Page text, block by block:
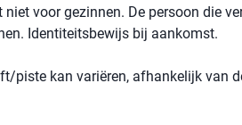
niet voor gezinnen. De persoon die
Identiteitsbewijs bij aankomst.
piste kan variëren, afhankelijk van